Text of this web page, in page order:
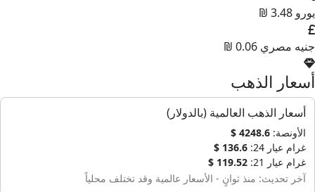
يورو 3.48 ₪
جنيه مصري 0.06 ₪
أسعار الذهب
أسعار الذهب العالمية (بالدولار)
الأونصة: 4248.6 $
غرام عيار 24:
136.6 $
غرام عيار 21:
119.52 $
آخر تحديث: منذ ثوانٍ - الأسعار عالمية وقد تختلف محلياً